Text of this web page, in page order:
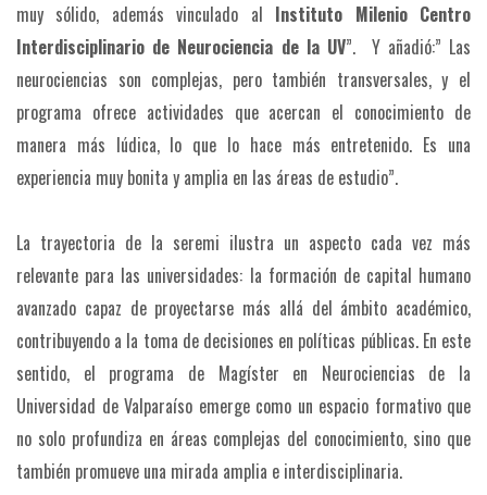
muy sólido, además vinculado al Instituto Milenio Centro
Interdisciplinario de Neurociencia de la UV”. Y añadió:” Las
neurociencias son complejas, pero también transversales, y el
programa ofrece actividades que acercan el conocimiento de
manera más lúdica, lo que lo hace más entretenido. Es una
experiencia muy bonita y amplia en las áreas de estudio”.
La trayectoria de la seremi ilustra un aspecto cada vez más
relevante para las universidades: la formación de capital humano
avanzado capaz de proyectarse más allá del ámbito académico,
contribuyendo a la toma de decisiones en políticas públicas. En este
sentido, el programa de Magíster en Neurociencias de la
Universidad de Valparaíso emerge como un espacio formativo que
no solo profundiza en áreas complejas del conocimiento, sino que
también promueve una mirada amplia e interdisciplinaria.